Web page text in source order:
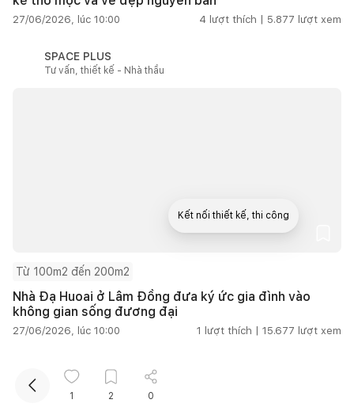
27/06/2026, lúc 10:00 4 lượt thích | 5.877 lượt xem
SPACE PLUS
Tư vấn, thiết kế - Nhà thầu
Từ 100m2 đến 200m2
Nhà Đạ Huoai ở Lâm Đồng đưa ký ức gia đình vào
không gian sống đương đại
27/06/2026, lúc 10:00 1 lượt thích | 15.677 lượt xem
Kho ảnh
1 2 0
Kết nối thiết kế, thi công